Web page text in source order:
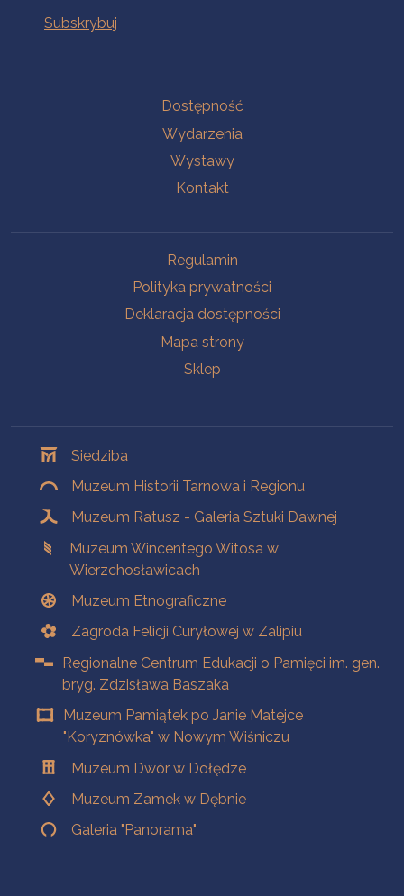
Dostępność
Wydarzenia
Wystawy
Kontakt
Regulamin
Polityka prywatności
Deklaracja dostępności
Mapa strony
Sklep
Siedziba
Muzeum Historii Tarnowa i Regionu
Muzeum Ratusz - Galeria Sztuki Dawnej
Muzeum Wincentego Witosa w
Wierzchosławicach
Muzeum Etnograficzne
Zagroda Felicji Curyłowej w Zalipiu
Regionalne Centrum Edukacji o Pamięci im. gen.
bryg. Zdzisława Baszaka
Muzeum Pamiątek po Janie Matejce
"Koryznówka" w Nowym Wiśniczu
Muzeum Dwór w Dołędze
Muzeum Zamek w Dębnie
Galeria "Panorama"